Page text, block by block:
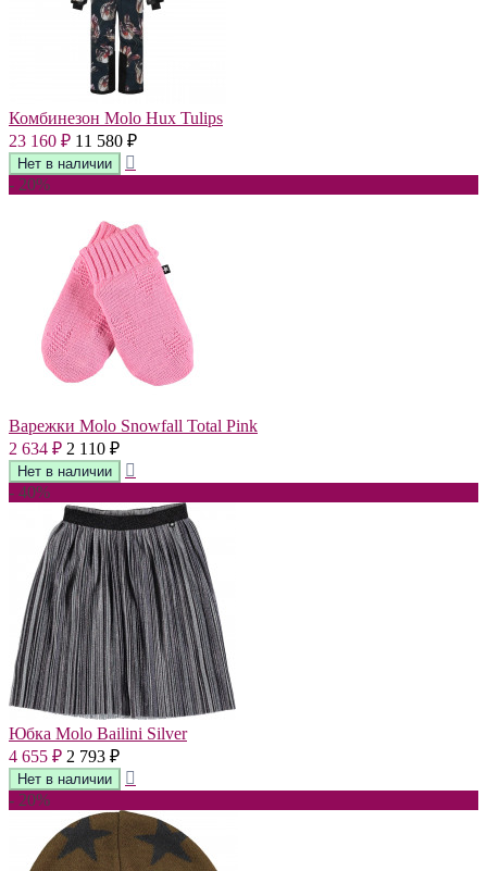
Комбинезон Molo Hux Tulips
23 160 ₽ 11 580 ₽
- 20%
Варежки Molo Snowfall Total Pink
2 634 ₽ 2 110 ₽
- 40%
Юбка Molo Bailini Silver
4 655 ₽ 2 793 ₽
- 20%